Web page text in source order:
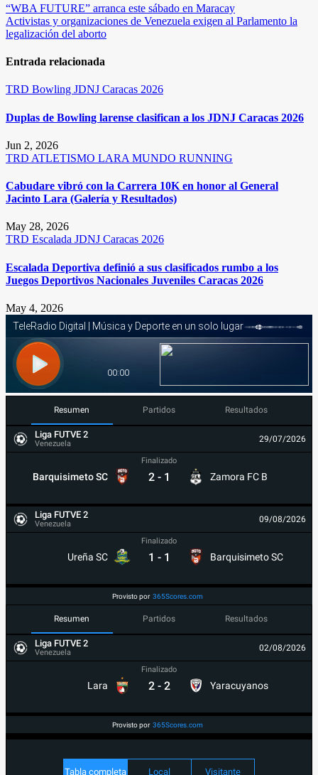
Navegación
de
“WBA FUTURE” arranca este sábado en Maracay
Activistas y organizaciones de Venezuela exigen al Parlamento la
legalización del aborto
Entrada relacionada
TRD Bowling JDNJ Caracas 2026
Duplas de Bowling larense clasifican a los JDNJ Caracas 2026
Jun 2, 2026
TRD ATLETISMO LARA MUNDO RUNNING
Cabudare vibró con la Carrera 10K en honor al General
Jacinto Lara (Galería y Resultados)
May 28, 2026
TRD Escalada JDNJ Caracas 2026
Escalada Deportiva definió a sus clasificados rumbo a los
Juegos Deportivos Nacionales Juveniles Caracas 2026
May 4, 2026
Resumen Partidos Resultados
Liga FUTVE 2
Venezuela 29/07/2026
Barquisimeto SC
Finalizado
2 - 1 Zamora FC B
Liga FUTVE 2
Venezuela 09/08/2026
Ureña SC
Finalizado
1 - 1 Barquisimeto SC
Provisto por 365Scores.com
Resumen Partidos Resultados
Liga FUTVE 2
Venezuela 02/08/2026
Lara
Finalizado
2 - 2 Yaracuyanos
Provisto por 365Scores.com
Tabla completa Local Visitante